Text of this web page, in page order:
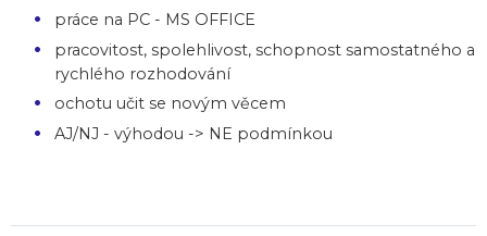
práce na PC - MS OFFICE
pracovitost, spolehlivost, schopnost samostatného a
rychlého rozhodování
ochotu učit se novým věcem
AJ/NJ - výhodou -> NE podmínkou